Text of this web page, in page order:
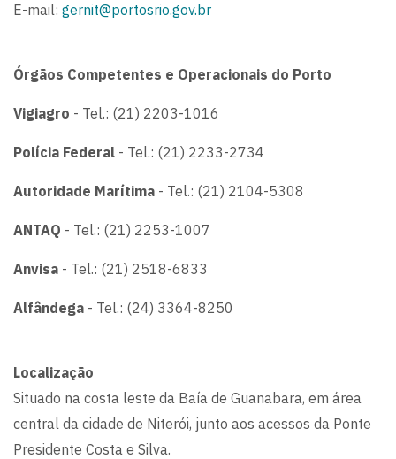
E-mail: gernit@portosrio.gov.br
Órgãos Competentes e Operacionais do Porto
Vigiagro - Tel.: (21) 2203-1016
Polícia Federal - Tel.: (21) 2233-2734
Autoridade Marítima - Tel.: (21) 2104-5308
ANTAQ - Tel.: (21) 2253-1007
Anvisa - Tel.: (21) 2518-6833
Alfândega - Tel.: (24) 3364-8250
Localização
Situado na costa leste da Baía de Guanabara, em área
central da cidade de Niterói, junto aos acessos da Ponte
Presidente Costa e Silva.